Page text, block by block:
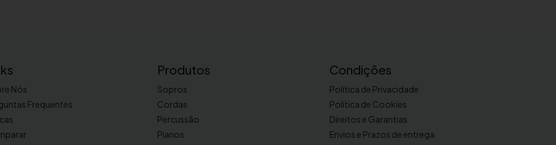
Nós
Frequentes
Produtos
Sopros
Cordas
Percussão
Pianos
Condições
Política de Privacidade
Política de Cookies
Direitos e Garantias
Envios e Prazos de entrega